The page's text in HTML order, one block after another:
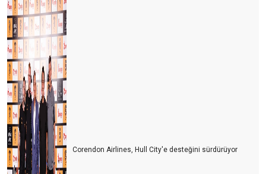
anti turizm -2
Anti turizm
EXPO 2016 alanı
Çinli Düşünür Lao Tzu’nun Öyküsü
Ponpon kız (Amigo) etkisi
Kral çıplak
Bir otelin kalitesiz olduğunu gösteren detaylar
Corendon Airlines, Hull City'e desteğini sürdürüyor